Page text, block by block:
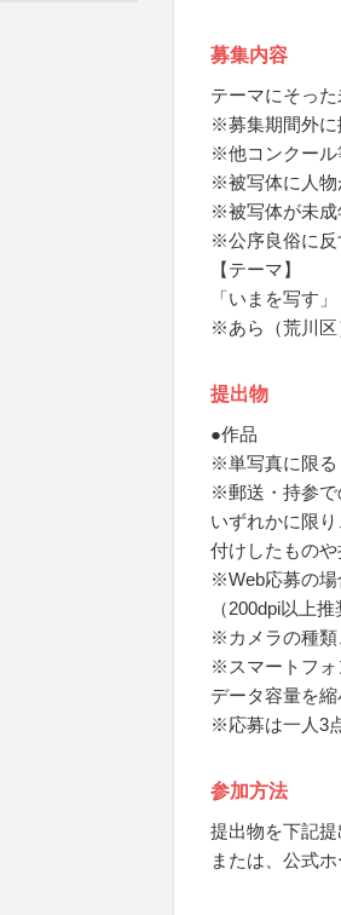
募集内容
テーマにそっ
※募集期間外に
※他コンクール
※被写体に人物
※被写体が未成
※公序良俗に反
【テーマ】
「いまを写す」
※あら（荒川区
提出物
●作品
※単写真に限る
※郵送・持参で
いずれかに限
付けしたもの
※Web応募の場
（200dpi以上
※カメラの種類
※スマートフォ
データ容量を縮
※応募は一人3
参加方法
提出物を下記
または、公式